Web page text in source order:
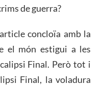
de guerra?
concloïa amb la
el món estigui a les
Final. Però tot i
Final, la voladura